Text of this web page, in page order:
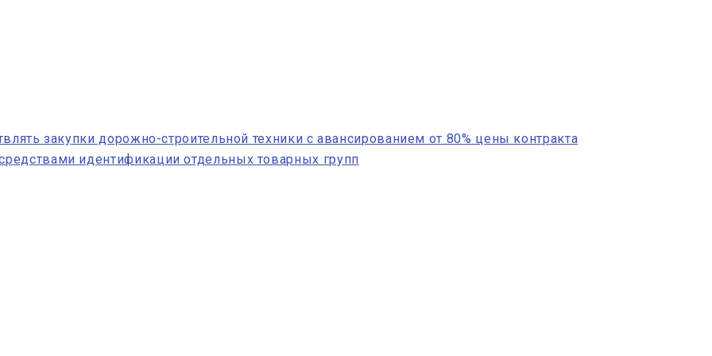
закупки дорожно-строительной техники с авансированием от 80% цены контракта
идентификации отдельных товарных групп